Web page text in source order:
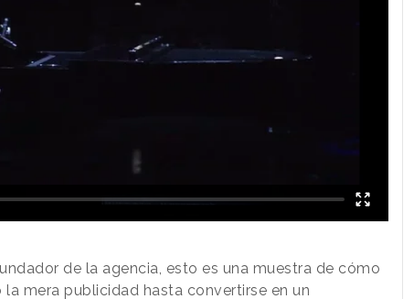
de la agencia, esto es una muestra de cómo
mera publicidad hasta convertirse en un